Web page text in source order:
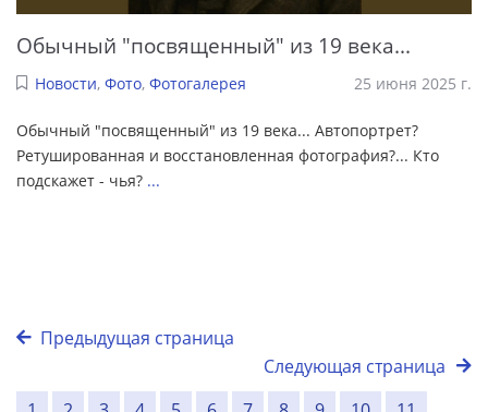
Обычный "посвященный" из 19 века...
Новости, Фото, Фотогалерея 25 июня 2025 г.
Обычный "посвященный" из 19 века... Автопортрет?
Ретушированная и восстановленная фотография?... Кто
подскажет - чья? ...
Предыдущая страница
Следующая страница